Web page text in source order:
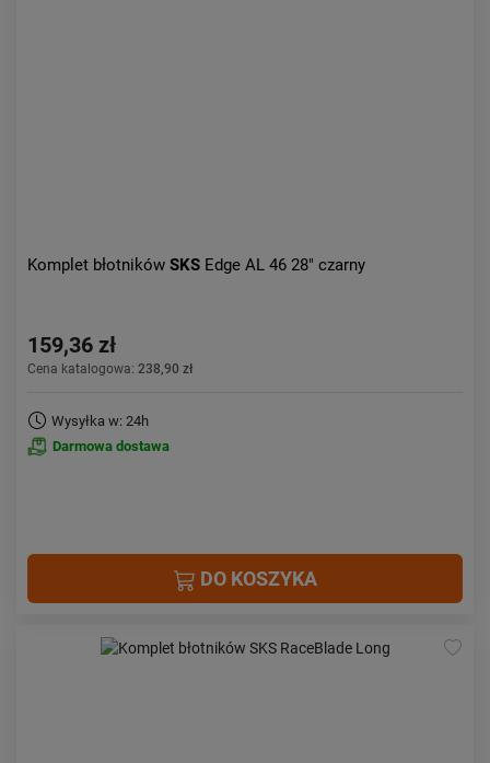
Komplet błotników SKS Edge AL 46 28" czarny
159,36 zł
Cena katalogowa: 238,90 zł
Wysyłka w: 24h
Darmowa dostawa
DO KOSZYKA